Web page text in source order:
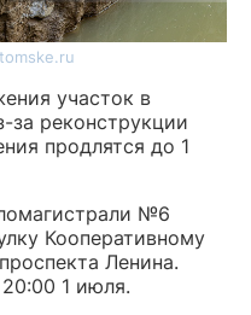
участок в
за реконструкции
продлятся до 1
№6
Кооперативному
Ленина.
1 июля.